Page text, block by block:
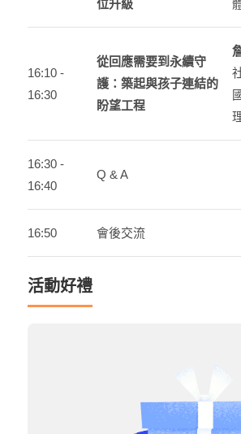
位升級
16:10 -
16:30
從回應需要到永續守
護：築起與孩子連結的
盼望工程
16:30 -
16:40
Q & A
16:50 會後交流
活動好禮